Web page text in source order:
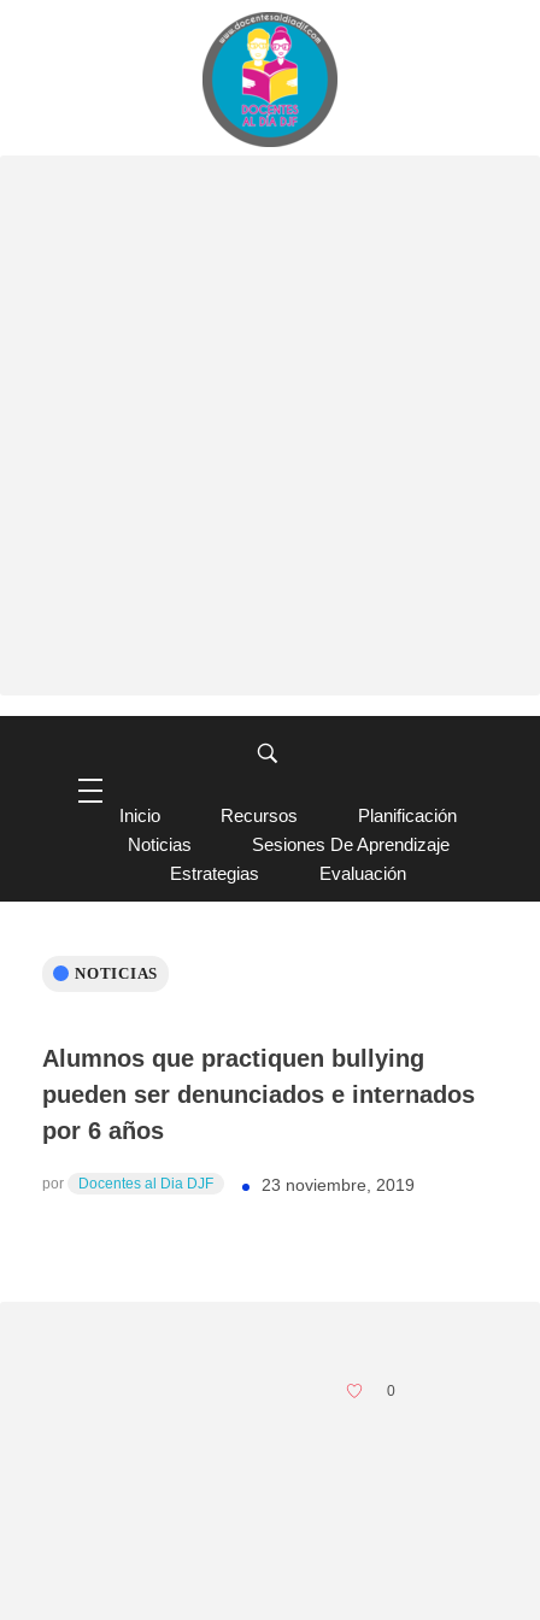
Inicio Recursos
Planificación
Noticias
Sesiones De Aprendizaje
Estrategias
Evaluación
Alumnos que practiquen bullying
pueden ser denunciados e internados
por 6 años
23 noviembre, 2019
por Docentes al Dia DJF
NOTICIAS
0